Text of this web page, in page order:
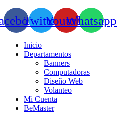
TwitterYoutubeWhatsapp
Inicio
Departamentos
Banners
Computadoras
Diseño Web
Volanteo
Mi Cuenta
BeMaster